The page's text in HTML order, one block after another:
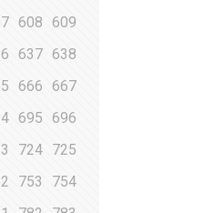
608
609
637 638
666
667
695
696
724 725
753
754